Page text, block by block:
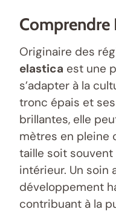
Comprendre
Originaire des
elastica est une
s’adapter à la
tronc épais et
brillantes, elle
mètres en pleine
taille soit
intérieur. Un soin
développement
contribuant à la